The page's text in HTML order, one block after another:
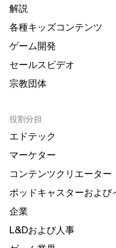
解説
各種キッズコンテンツ
ゲーム開発
セールスビデオ
宗教団体
役割分担
エドテック
マーケター
コンテンツクリエーター
ポッドキャスターおよび
企業
L&Dおよび人事